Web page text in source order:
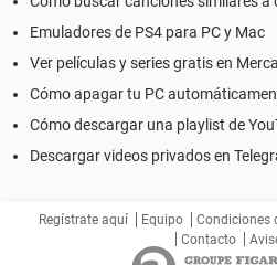
Emuladores de PS4 para PC y Mac
Ver películas y series gratis en
Cómo apagar tu PC
Cómo descargar una playlist de
Descargar videos privados en
Regístrate aquí Equipo Condiciones
Contacto